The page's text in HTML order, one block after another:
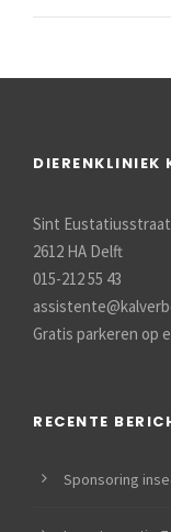
DIERENKLINIEK
Sint
2612 HA Delft
015-212 55 43
Gratis parkeren op
RECENTE
Sponsoring